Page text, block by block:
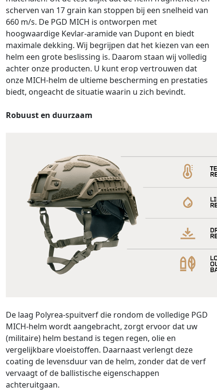
scherven van 17 grain kan stoppen bij een snelheid van
660 m/s. De PGD MICH is ontworpen met
hoogwaardige Kevlar-aramide van Dupont en biedt
maximale dekking. Wij begrijpen dat het kiezen van een
helm een grote beslissing is. Daarom staan wij volledig
achter onze producten. U kunt erop vertrouwen dat
onze MICH-helm de ultieme bescherming en prestaties
biedt, ongeacht de situatie waarin u zich bevindt.
Robuust en duurzaam
De laag Polyrea-spuitverf die rondom de volledige PGD
MICH-helm wordt aangebracht, zorgt ervoor dat uw
(militaire) helm bestand is tegen regen, olie en
vergelijkbare vloeistoffen. Daarnaast verlengt deze
coating de levensduur van de helm, zonder dat de verf
vervaagt of de ballistische eigenschappen
achteruitgaan.